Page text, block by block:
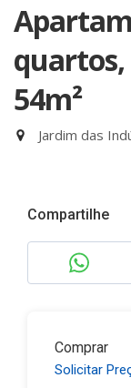
quartos,
54m²
Jardim das
Compartilhe
Comprar
Solicitar